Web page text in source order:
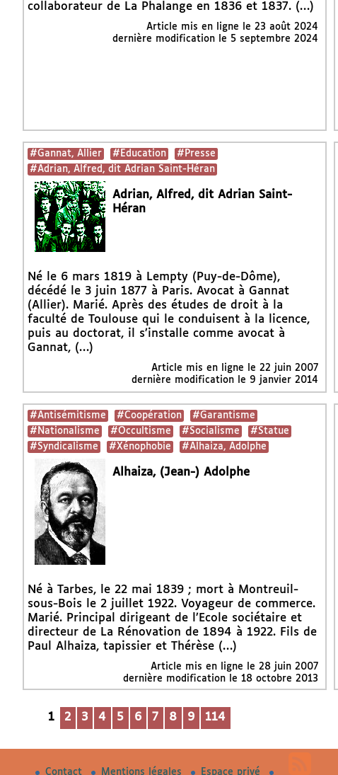
collaborateur de La Phalange en 1836 et 1837. (…)
Article mis en ligne le 23 août 2024
dernière modification le 5 septembre 2024
#Gannat, Allier #Education
#Presse
#Adrian, Alfred, dit Adrian Saint-Héran
Adrian, Alfred, dit Adrian Saint-
Héran
Né le 6 mars 1819 à Lempty (Puy-de-Dôme),
décédé le 3 juin 1877 à Paris. Avocat à Gannat
(Allier). Marié. Après des études de droit à la
faculté de Toulouse qui le conduisent à la licence,
puis au doctorat, il s’installe comme avocat à
Gannat, (…)
Article mis en ligne le 22 juin 2007
dernière modification le 9 janvier 2014
#Antisémitisme #Coopération
#Garantisme
#Nationalisme
#Occultisme #Socialisme
#Statue
#Syndicalisme
#Xénophobie #Alhaiza, Adolphe
Alhaiza, (Jean-) Adolphe
Né à Tarbes, le 22 mai 1839 ; mort à Montreuil-
sous-Bois le 2 juillet 1922. Voyageur de commerce.
Marié. Principal dirigeant de l’Ecole sociétaire et
directeur de La Rénovation de 1894 à 1922. Fils de
Paul Alhaiza, tapissier et Thérèse (…)
Article mis en ligne le 28 juin 2007
dernière modification le 18 octobre 2013
1 2 3 4 5 6 7 8 9 114
Contact Mentions légales Espace privé